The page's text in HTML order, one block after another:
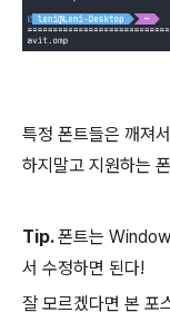
특정 폰트들은 깨져
하지말고 지원하는
Tip.폰트는
서 수정하면 된다!
잘 모르겠다면 본 포